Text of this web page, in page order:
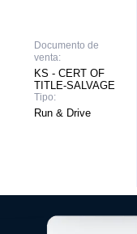
Documento de
venta:
KS - CERT OF
TITLE-SALVAGE
Tipo:
Run & Drive